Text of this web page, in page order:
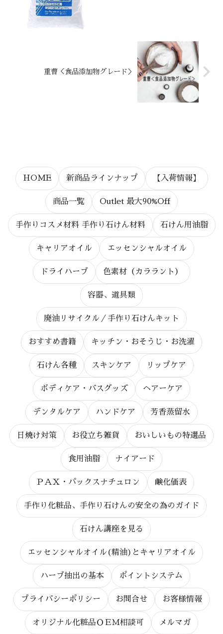
重曹＜食品添加物グレード＞
HOME 新商品ラインナップ 【入荷情報】
商品一覧 Outlet 最大90%Off
手作りコスメ材料 手作り石けん材料 石けん用油脂
キャリアオイル エッセンシャルオイル
ドライハーブ 色素材（カララント）
容器、道具類
廃油リサイクル／手作り石けんキット
おすすめ書籍 キッチン・おそうじ・お洗濯
石けん各種 スキンケア リップケア
ボディケア・バスグッズ ヘアーケア
デンタルケア ハンドケア 芳香蒸留水
日焼け対策 お役立ち雑貨 おいしいもの特選品
食用油脂 ナイアード
ＰＡＸ・パックスナチュロン 鹸化価表
手作り化粧品、手作り石けんの安全の為のガイド
石けん講座を見る
エッセンシャルオイル(精油)とキャリアオイル
ハーブ抽出の基本 ポイントシステム
プライバシーポリシー お問合せ お客様情報
オリジナル化粧品ＯＥＭ相談可 メルマガ